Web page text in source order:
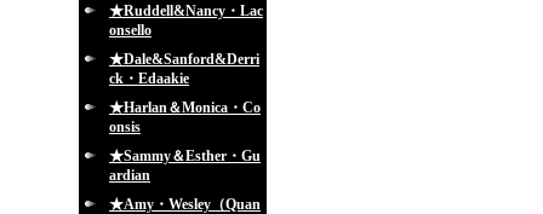
★Ruddell&Nancy・Lac
onsello
★Dale&Sanford&Derri
ck・Edaakie
★Harlan＆Monica・Co
onsis
★Sammy＆Esther・Gu
ardian
★Amy・Wesley（Quan